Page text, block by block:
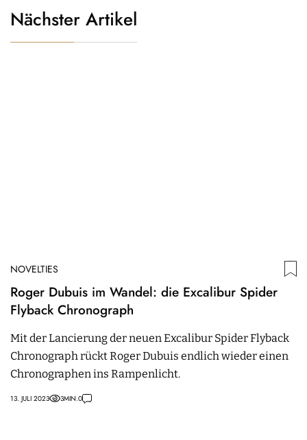
Nächster Artikel
NOVELTIES
Roger Dubuis im Wandel: die Excalibur Spider
Flyback Chronograph
Mit der Lancierung der neuen Excalibur Spider Flyback
Chronograph rückt Roger Dubuis endlich wieder einen
Chronographen ins Rampenlicht.
13. JULI 2023 3MIN.0